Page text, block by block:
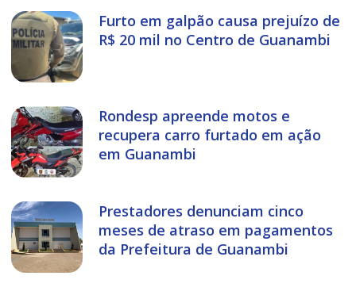
Furto em galpão causa prejuízo de
R$ 20 mil no Centro de Guanambi
Rondesp apreende motos e
recupera carro furtado em ação
em Guanambi
Prestadores denunciam cinco
meses de atraso em pagamentos
da Prefeitura de Guanambi